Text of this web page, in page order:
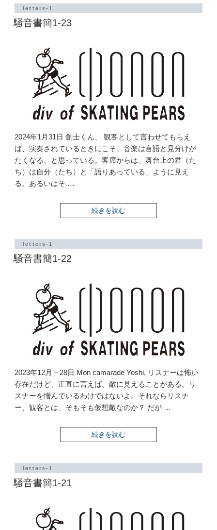
24”
letters-1
騒音書簡1-23
2024年1月31日 創士くん、 観客として言わせてもらえ
ば、演奏されているときにこそ、音楽は言語と見分けが
たくなる、と思っている。客席からは、舞台上の君（た
ち）は自分（たち）と「語りあっている」ように見え
る。あるいはそ …
“騒
音
23”
続きを読む
letters-1
騒音書簡1-22
2023年12月＋28日 Mon camarade Yoshi, リスナーは怖い
存在だけど、正直に言えば、敵に見えることがある。リ
スナーを憎んでいるわけではないよ。それならリスナ
ー、観客とは、そもそも仮想敵なのか？ だが …
“騒
音
22”
続きを読む
letters-1
騒音書簡1-21